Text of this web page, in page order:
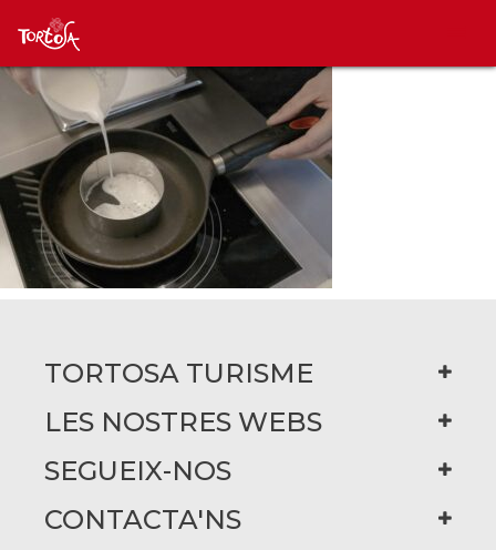
TORTOSA TURISME
LES NOSTRES WEBS
SEGUEIX-NOS
CONTACTA'NS